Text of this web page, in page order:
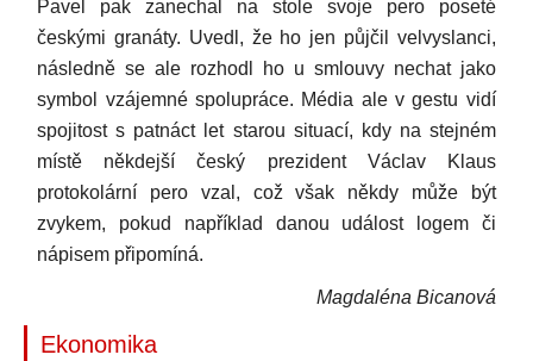
Pavel pak zanechal na stole svoje pero poseté
českými granáty. Uvedl, že ho jen půjčil velvyslanci,
následně se ale rozhodl ho u smlouvy nechat jako
symbol vzájemné spolupráce. Média ale v gestu vidí
spojitost s patnáct let starou situací, kdy na stejném
místě někdejší český prezident Václav Klaus
protokolární pero vzal, což však někdy může být
zvykem, pokud například danou událost logem či
nápisem připomíná.
Magdaléna Bicanová
Ekonomika